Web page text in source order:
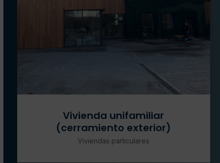
Vivienda unifamiliar
(cerramiento exterior)
Viviendas particulares